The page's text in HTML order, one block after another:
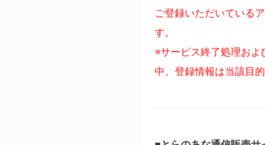
ご登録いただいている
す。
※サービス終了処理お
中、登録情報は当該目